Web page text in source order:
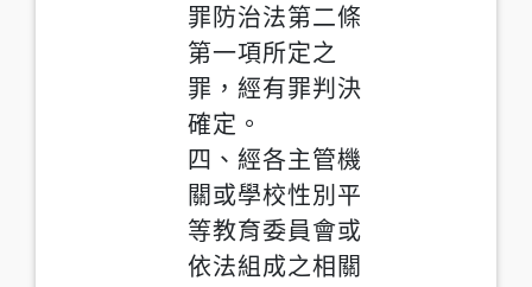
罪防治法第二條
第一項所定之
罪，經有罪判決
確定。
四、經各主管機
關或學校性別平
等教育委員會或
依法組成之相關